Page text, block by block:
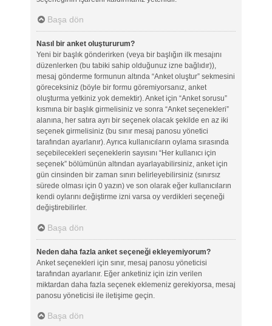
Başa dön
Nasıl bir anket oluştururum?
Yeni bir başlık gönderirken (veya bir başlığın ilk mesajını
düzenlerken (bu tabiki sahip olduğunuz izne bağlıdır)),
mesaj gönderme formunun altında “Anket oluştur” sekmesini
göreceksiniz (böyle bir formu göremiyorsanız, anket
oluşturma yetkiniz yok demektir). Anket için “Anket sorusu”
kısmına bir başlık girmelisiniz ve sonra “Anket seçenekleri”
alanına, her satıra ayrı bir seçenek olacak şekilde en az iki
seçenek girmelisiniz (bu sınır mesaj panosu yönetici
tarafından ayarlanır). Ayrıca kullanıcıların oylama sırasında
seçebilecekleri seçeneklerin sayısını “Her kullanıcı için
seçenek” bölümünün altından ayarlayabilirsiniz, anket için
gün cinsinden bir zaman sınırı belirleyebilirsiniz (sınırsız
sürede olması için 0 yazın) ve son olarak eğer kullanıcıların
kendi oylarını değiştirme izni varsa oy verdikleri seçeneği
değiştirebilirler.
Başa dön
Neden daha fazla anket seçeneği ekleyemiyorum?
Anket seçenekleri için sınır, mesaj panosu yöneticisi
tarafından ayarlanır. Eğer anketiniz için izin verilen
miktardan daha fazla seçenek eklemeniz gerekiyorsa, mesaj
panosu yöneticisi ile iletişime geçin.
Başa dön